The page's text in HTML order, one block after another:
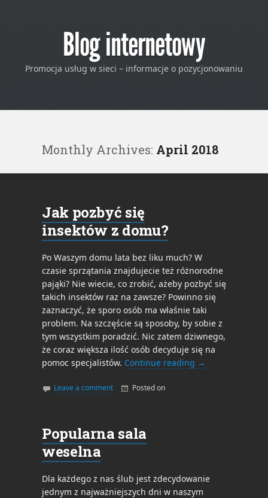
Blog internetowy
Promocja usług w sieci – informacje o pozycjonowaniu
Monthly Archives: April 2018
Jak pozbyć się
insektów z domu?
Po Waszym domu lata bez liku much? W
czasie sprzątania znajdujecie też różnorodne
pająki? Nie wiecie, co zrobić, ażeby pozbyć się
takich insektów raz na zawsze? Powinno się
zaznaczyć, że sporo osób ma właśnie taki
problem. Na szczęście są sposoby, by sobie z
tym wszystkim poradzić. Nic zatem dziwnego,
że coraz większa ilość osób decyduje się na
pomoc specjalistów. Continue reading →
Leave a comment Posted on
Popularna sala
weselna
Dla każdego z nas ślub jest zdecydowanie
jednym z najważniejszych dni w naszym